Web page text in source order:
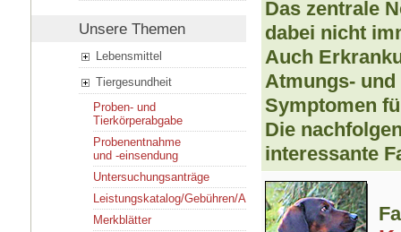
Unsere Themen
Lebensmittel
Tiergesundheit
Proben- und
Tierkörperabgabe
Probenentnahme
und -einsendung
Untersuchungsanträge
Leistungskatalog/Gebühren/Ansprechpersonen
Merkblätter
Das zentrale
dabei nicht
Auch
Atmungs-
Symptomen
Die
interessante